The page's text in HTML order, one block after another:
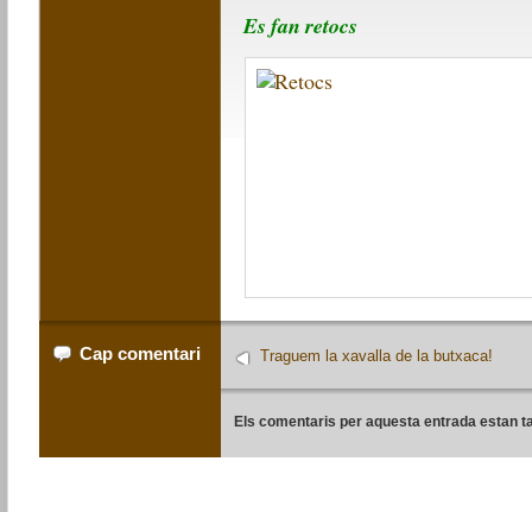
Es fan retocs
Cap comentari Traguem la xavalla de la butxaca!
Els comentaris per aquesta entrada estan